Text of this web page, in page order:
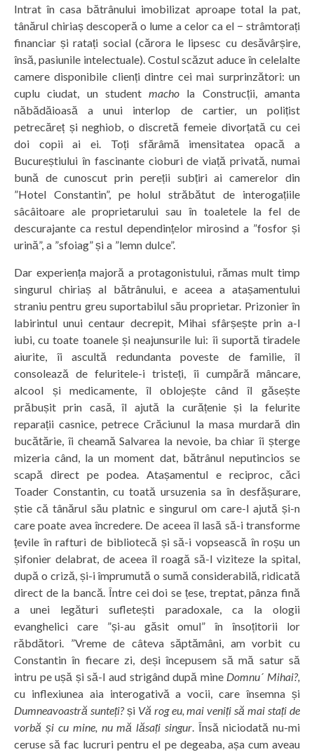
Intrat în casa bătrânului imobilizat aproape total la pat,
tânărul chiriaș descoperă o lume a celor ca el − strâmtorați
financiar și ratați social (cărora le lipsesc cu desăvârșire,
însă, pasiunile intelectuale). Costul scăzut aduce în celelalte
camere disponibile clienți dintre cei mai surprinzători: un
cuplu ciudat, un studentmacho la Construcții, amanta
năbădăioasă a unui interlop de cartier, un polițist
petrecăreț și neghiob, o discretă femeie divorțată cu cei
doi copii ai ei. Toți sfărâmă imensitatea opacă a
Bucureștiului în fascinante cioburi de viață privată, numai
bună de cunoscut prin pereții subțiri ai camerelor din
”Hotel Constantin”, pe holul străbătut de interogațiile
sâcâitoare ale proprietarului sau în toaletele la fel de
descurajante ca restul dependințelor mirosind a ”fosfor și
urină”, a ”sfoiag” și a ”lemn dulce”.
Dar experiența majoră a protagonistului, rămas mult timp
singurul chiriaș al bătrânului, e aceea a atașamentului
straniu pentru greu suportabilul său proprietar. Prizonier în
labirintul unui centaur decrepit, Mihai sfârșește prin a-l
iubi, cu toate toanele și neajunsurile lui: îi suportă tiradele
aiurite, îi ascultă redundanta poveste de familie, îl
consolează de feluritele-i tristeți, îi cumpără mâncare,
alcool și medicamente, îl oblojește când îl găsește
prăbușit prin casă, îl ajută la curățenie și la felurite
reparații casnice, petrece Crăciunul la masa murdară din
bucătărie, îi cheamă Salvarea la nevoie, ba chiar îi șterge
mizeria când, la un moment dat, bătrânul neputincios se
scapă direct pe podea. Atașamentul e reciproc, căci
Toader Constantin, cu toată ursuzenia sa în desfășurare,
știe că tânărul său platnic e singurul om care-l ajută și-n
care poate avea încredere. De aceea îl lasă să-i transforme
țevile în rafturi de bibliotecă și să-i vopsească în roșu un
șifonier delabrat, de aceea îl roagă să-l viziteze la spital,
după o criză, și-i împrumută o sumă considerabilă, ridicată
direct de la bancă. Între cei doi se țese, treptat, pânza fină
a unei legături sufletești paradoxale, ca la ologii
evanghelici care ”și-au găsit omul” în însoțitorii lor
răbdători. ”Vreme de câteva săptămâni, am vorbit cu
Constantin în fiecare zi, deși începusem să mă satur să
intru pe ușă și să-l aud strigând după mine Domnu´ Mihai?,
cu inflexiunea aia interogativă a vocii, care însemna și
Dumneavoastră sunteți?și Vă rog eu, mai veniți să mai stați de
vorbă și cu mine, nu mă lăsați singur. Însă niciodată nu-mi
ceruse să fac lucruri pentru el pe degeaba, așa cum aveau